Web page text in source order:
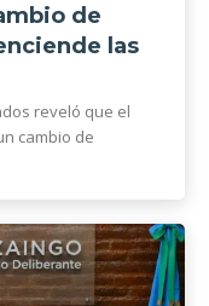
de
las
reveló que el
cambio de